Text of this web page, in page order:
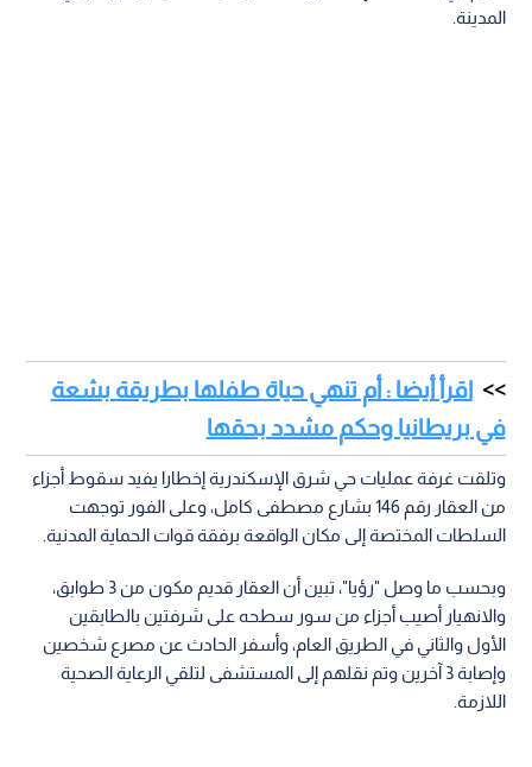
المدينة.
اقرأ أيضا : أم تنهي حياة طفلها بطريقة بشعة
في بريطانيا وحكم مشدد بحقها
وتلقت غرفة عمليات حي شرق الإسكندرية إخطارا يفيد سقوط أجزاء
من العقار رقم 146 بشارع مصطفى كامل، وعلى الفور توجهت
السلطات المختصة إلى مكان الواقعة برفقة قوات الحماية المدنية.
وبحسب ما وصل "رؤيا"، تبين أن العقار قديم مكون من 3 طوابق،
والانهيار أصيب أجزاء من سور سطحه على شرفتين بالطابقين
الأول والثاني في الطريق العام، وأسفر الحادث عن مصرع شخصين
وإصابة 3 آخرين وتم نقلهم إلى المستشفى لتلقي الرعاية الصحية
اللازمة.